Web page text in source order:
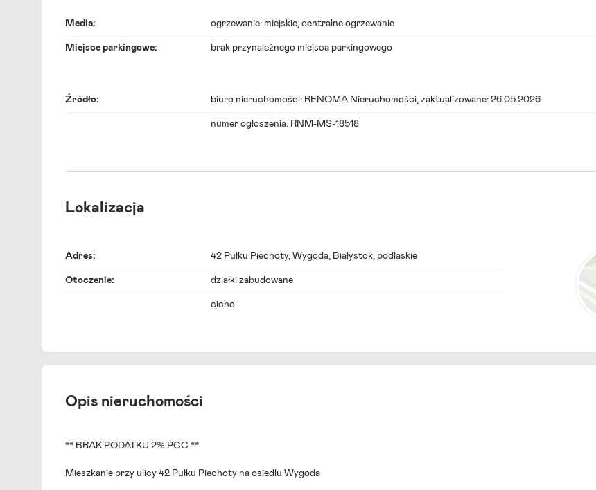
Media: ogrzewanie: miejskie, centralne ogrzewanie
Miejsce parkingowe: brak przynależnego miejsca parkingowego
Źródło: biuro nieruchomości: RENOMA Nieruchomości, zaktualizowane: 26.05.2026
numer ogłoszenia: RNM-MS-18518
Lokalizacja
Adres: 42 Pułku Piechoty, Wygoda, Białystok, podlaskie
Otoczenie: działki zabudowane
cicho
Opis nieruchomości
** BRAK PODATKU 2% PCC **
Mieszkanie przy ulicy 42 Pułku Piechoty na osiedlu Wygoda